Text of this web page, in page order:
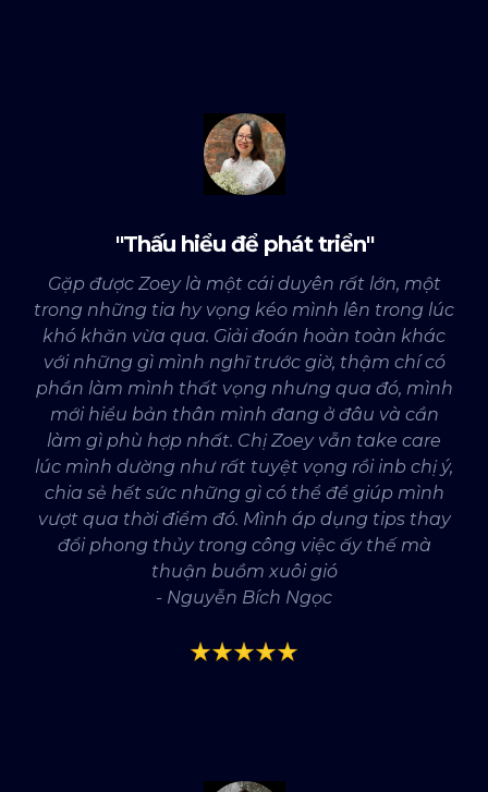
"Thấu hiểu để phát triển"
Gặp được Zoey là một cái duyên rất lớn, một
trong những tia hy vọng kéo mình lên trong lúc
khó khăn vừa qua. Giải đoán hoàn toàn khác
với những gì mình nghĩ trước giờ, thậm chí có
phần làm mình thất vọng nhưng qua đó, mình
mới hiểu bản thân mình đang ở đâu và cần
làm gì phù hợp nhất. Chị Zoey vẫn take care
lúc mình dường như rất tuyệt vọng rồi inb chị ý,
chia sẻ hết sức những gì có thể để giúp mình
vượt qua thời điểm đó. Mình áp dụng tips thay
đổi phong thủy trong công việc ấy thế mà
thuận buồm xuôi gió
- Nguyễn Bích Ngọc